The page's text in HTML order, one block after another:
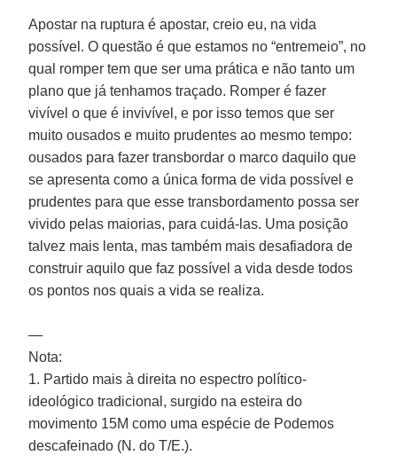
Apostar na ruptura é apostar, creio eu, na vida
possível. O questão é que estamos no “entremeio”, no
qual romper tem que ser uma prática e não tanto um
plano que já tenhamos traçado. Romper é fazer
vivível o que é invivível, e por isso temos que ser
muito ousados e muito prudentes ao mesmo tempo:
ousados para fazer transbordar o marco daquilo que
se apresenta como a única forma de vida possível e
prudentes para que esse transbordamento possa ser
vivido pelas maiorias, para cuidá-las. Uma posição
talvez mais lenta, mas também mais desafiadora de
construir aquilo que faz possível a vida desde todos
os pontos nos quais a vida se realiza.
—
Nota:
1. Partido mais à direita no espectro político-
ideológico tradicional, surgido na esteira do
movimento 15M como uma espécie de Podemos
descafeinado (N. do T/E.).